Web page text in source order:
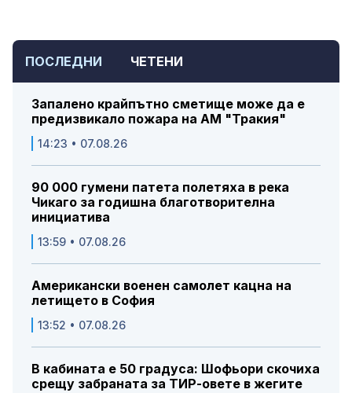
ПОСЛЕДНИ ЧЕТЕНИ
Запалено крайпътно сметище може да е
предизвикало пожара на АМ "Тракия"
14:23 • 07.08.26
90 000 гумени патета полетяха в река
Чикаго за годишна благотворителна
инициатива
13:59 • 07.08.26
Американски военен самолет кацна на
летището в София
13:52 • 07.08.26
В кабината е 50 градуса: Шофьори скочиха
срещу забраната за ТИР-овете в жегите